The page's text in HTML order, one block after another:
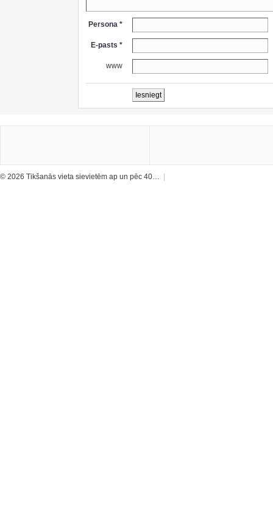
Persona *
E-pasts *
www
© 2026 Tikšanās vieta sievietēm ap un pēc 40…